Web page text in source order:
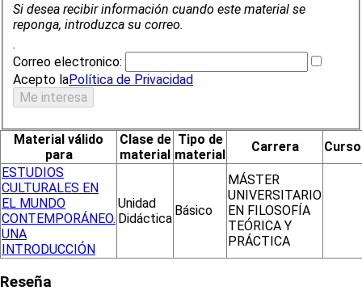
Si desea recibir información cuando este material se
reponga, introduzca su correo.
.
Correo electronico:
Acepto laPolítica de Privacidad
Material válido
para
Clase de
material
Tipo de
material
Carrera
Curso
ESTUDIOS
CULTURALES EN
EL MUNDO
CONTEMPORÁNEO.
UNA
INTRODUCCIÓN
Unidad
Didáctica
Básico
MÁSTER
UNIVERSITARIO
EN FILOSOFÍA
TEÓRICA Y
PRÁCTICA
Reseña